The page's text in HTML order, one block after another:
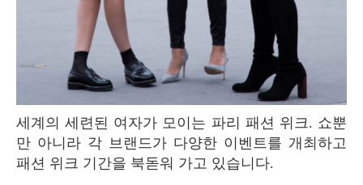
세계의 세련된 여자가 모이는 파리 패션 위크. 쇼뿐
만 아니라 각 브랜드가 다양한 이벤트를 개최하고
패션 위크 기간을 북돋워 가고 있습니다.